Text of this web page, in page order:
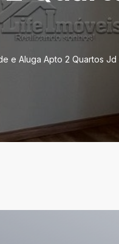
e Aluga Apto 2 Quartos Jd